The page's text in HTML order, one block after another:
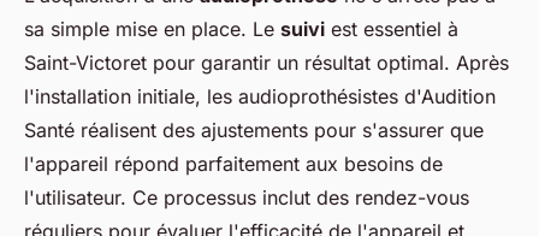
sa simple mise en place. Le suivi est essentiel à
Saint-Victoret pour garantir un résultat optimal. Après
l'installation initiale, les audioprothésistes d'Audition
Santé réalisent des ajustements pour s'assurer que
l'appareil répond parfaitement aux besoins de
l'utilisateur. Ce processus inclut des rendez-vous